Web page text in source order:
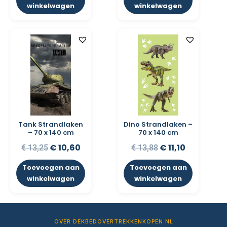
winkelwagen winkelwagen
Tank Strandlaken
– 70 x 140 cm
€13,25 €10,60
Toevoegen aan
winkelwagen
Dino Strandlaken –
70 x 140 cm
€13,88 €11,10
Toevoegen aan
winkelwagen
OVER DEKBEDOVERTREKKENKOPEN.NL